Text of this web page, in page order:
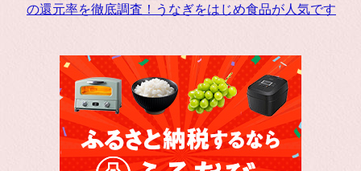
の還元率を徹底調査！うなぎをはじめ食品が人気です